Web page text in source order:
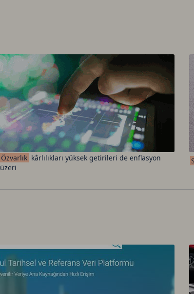
Özvarlık kârlılıkları yüksek getirileri de enflasyon
üzeri